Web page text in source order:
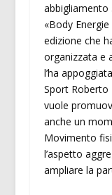
abbigliamento
«Body
edizione che
organizzata e
l’ha
Sport Roberto
vuole
anche un
Movimento
l’aspetto
ampliare la